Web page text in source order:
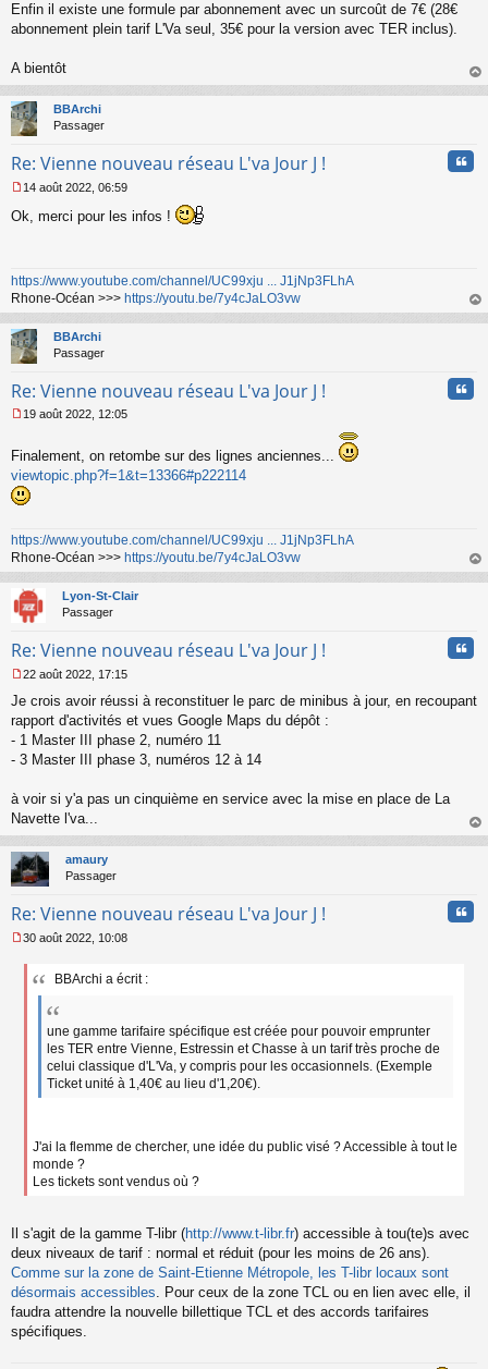
u
Enfin il existe une formule par abonnement avec un surcoût de 7€ (28€
abonnement plein tarif L'Va seul, 35€ pour la version avec TER inclus).
A bientôt
au
BBArchi
Passager
Re: Vienne nouveau réseau L'va Jour J !
e
g
e
n
o
n
l
14 août 2022, 06:59
Ok, merci pour les infos !
https://www.youtube.com/channel/UC99xju ... J1jNp3FLhA
Rhone-Océan >>> https://youtu.be/7y4cJaLO3vw
au
BBArchi
Passager
Re: Vienne nouveau réseau L'va Jour J !
s
s
a
g
n
o
n
l
u
19 août 2022, 12:05
Finalement, on retombe sur des lignes anciennes...
viewtopic.php?f=1&t=13366#p222114
https://www.youtube.com/channel/UC99xju ... J1jNp3FLhA
Rhone-Océan >>> https://youtu.be/7y4cJaLO3vw
au
Lyon-St-Clair
Passager
Re: Vienne nouveau réseau L'va Jour J !
e
s
s
a
g
n
o
n
l
u
22 août 2022, 17:15
Je crois avoir réussi à reconstituer le parc de minibus à jour, en recoupant
rapport d'activités et vues Google Maps du dépôt :
- 1 Master III phase 2, numéro 11
- 3 Master III phase 3, numéros 12 à 14
à voir si y'a pas un cinquième en service avec la mise en place de La
Navette l'va...
au
amaury
Passager
Re: Vienne nouveau réseau L'va Jour J !
e
30 août 2022, 10:08
BBArchi a écrit :
une gamme tarifaire spécifique est créée pour pouvoir emprunter
les TER entre Vienne, Estressin et Chasse à un tarif très proche de
celui classique d'L'Va, y compris pour les occasionnels. (Exemple
Ticket unité à 1,40€ au lieu d'1,20€).
J'ai la flemme de chercher, une idée du public visé ? Accessible à tout le
monde ?
Les tickets sont vendus où ?
Il s'agit de la gamme T-libr (http://www.t-libr.fr) accessible à tou(te)s avec
deux niveaux de tarif : normal et réduit (pour les moins de 26 ans).
Comme sur la zone de Saint-Etienne Métropole, les T-libr locaux sont
désormais accessibles. Pour ceux de la zone TCL ou en lien avec elle, il
faudra attendre la nouvelle billettique TCL et des accords tarifaires
spécifiques.